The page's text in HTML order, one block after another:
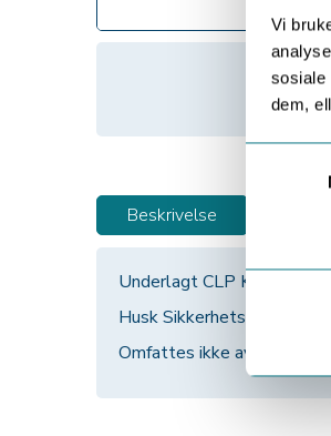
Vi
sosiale
dem,
Beskrivelse
Underlagt CLP Klassifisert
Husk Sikkerhetsdatablad
Omfattes ikke av